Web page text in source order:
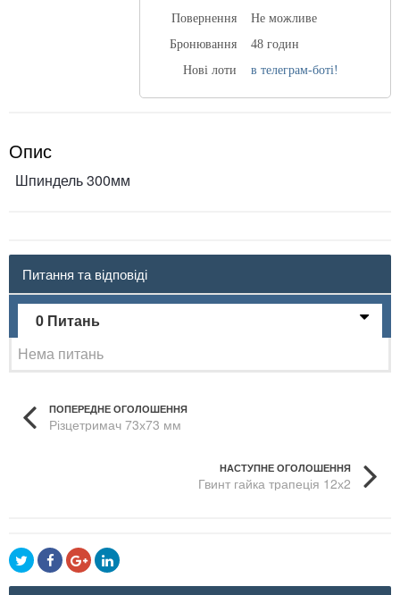
Повернення
Не можливе
Бронювання
48 годин
Нові лоти
в телеграм-боті!
Опис
Шпиндель 300мм
Питання та відповіді
0 Питань
Нема питань
ПОПЕРЕДНЕ ОГОЛОШЕННЯ
Різцетримач 73х73 мм
НАСТУПНЕ ОГОЛОШЕННЯ
Гвинт гайка трапеція 12х2